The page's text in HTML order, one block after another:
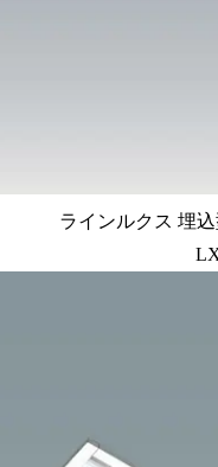
ラインルクス 埋